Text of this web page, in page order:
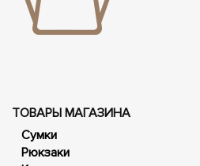
ТОВАРЫ МАГАЗИНА
Сумки
Рюкзаки